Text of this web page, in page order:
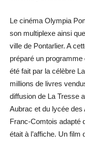
Le cinéma Olympia
son multiplexe ainsi
ville de Pontarlier. A
préparé un
été fait par la célèbre
millions de livres
diffusion de La Tresse
Aubrac et du lycée des
Franc-Comtois adapté
était à l’affiche. Un